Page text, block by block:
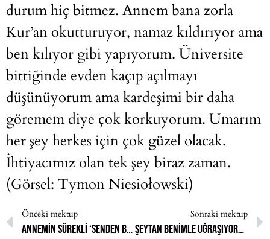
durum hiç bitmez. Annem bana zorla
Kur’an okutturuyor, namaz kıldırıyor ama
ben kılıyor gibi yapıyorum. Üniversite
bittiğinde evden kaçıp açılmayı
düşünüyorum ama kardeşimi bir daha
göremem diye çok korkuyorum. Umarım
her şey herkes için çok güzel olacak.
İhtiyacımız olan tek şey biraz zaman.
(Görsel: Tymon Niesiołowski)
Önceki mektup
Annemin sürekli ‘Senden bir bok olmaz’ demesine rağmen ben durmadan çalışıyorum.
Sonraki mektup
Şeytan benimle uğraşıyordur, deyip durumu pek kurcalamıyordum.